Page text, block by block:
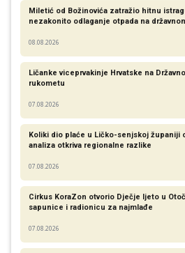
Miletić od Božinovića zatražio hitnu
nezakonito odlaganje otpada na
08.08.2026
Ličanke viceprvakinje Hrvatske na
rukometu
07.08.2026
Koliki dio plaće u Ličko-senjskoj županiji
analiza otkriva regionalne razlike​
07.08.2026
Cirkus KoraZon otvorio Dječje ljeto u
sapunice i radionicu za najmlađe
07.08.2026